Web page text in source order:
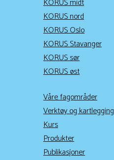
KORUS midt
KORUS nord
KORUS Oslo
KORUS Stavanger
KORUS sør
KORUS øst
Våre fagområder
Verktøy og kartlegging
Kurs
Produkter
Publikasjoner